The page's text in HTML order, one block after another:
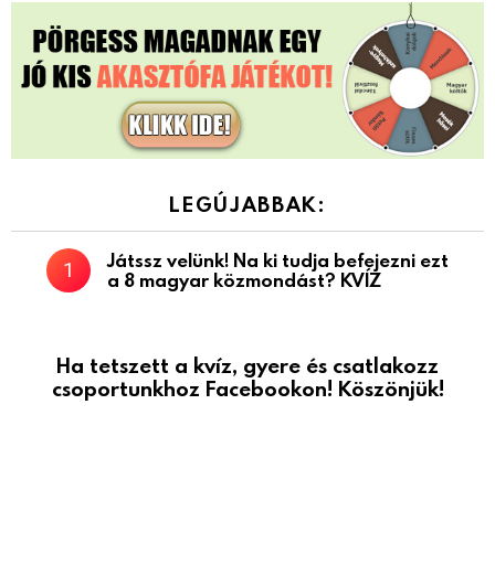
LEGÚJABBAK:
Játssz velünk! Na ki tudja befejezni ezt
a 8 magyar közmondást? KVÍZ
Ha tetszett a kvíz, gyere és csatlakozz
csoportunkhoz Facebookon! Köszönjük!